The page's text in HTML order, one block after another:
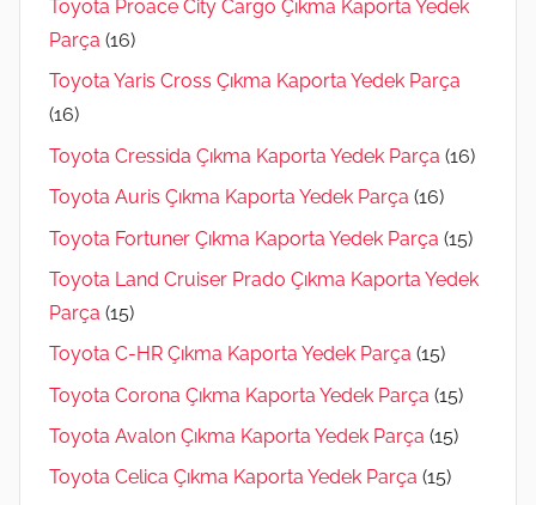
Toyota Proace City Cargo Çıkma Kaporta Yedek
Parça (16)
Toyota Yaris Cross Çıkma Kaporta Yedek Parça
(16)
Toyota Cressida Çıkma Kaporta Yedek Parça (16)
Toyota Auris Çıkma Kaporta Yedek Parça (16)
Toyota Fortuner Çıkma Kaporta Yedek Parça (15)
Toyota Land Cruiser Prado Çıkma Kaporta Yedek
Parça (15)
Toyota C-HR Çıkma Kaporta Yedek Parça (15)
Toyota Corona Çıkma Kaporta Yedek Parça (15)
Toyota Avalon Çıkma Kaporta Yedek Parça (15)
Toyota Celica Çıkma Kaporta Yedek Parça (15)